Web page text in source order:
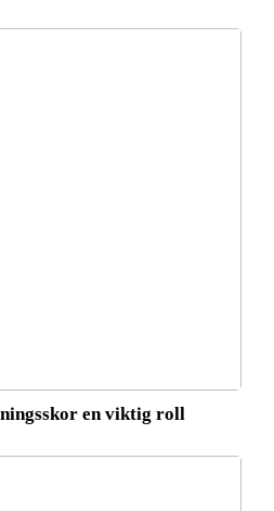
en viktig roll